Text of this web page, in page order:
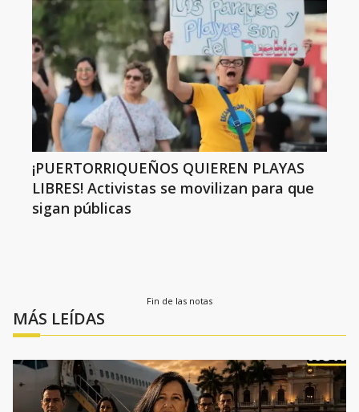
¡PUERTORRIQUEÑOS QUIEREN PLAYAS
LIBRES! Activistas se movilizan para que
sigan públicas
Fin de las notas
MÁS LEÍDAS